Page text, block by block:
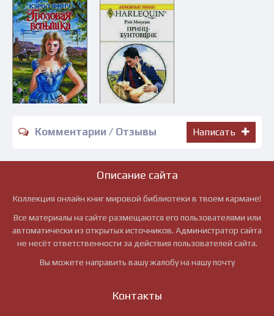
Комментарии / Отзывы Написать
Описание сайта
Коллекция онлайн книг мировой библиотеки в твоем кармане!
Все материалы на сайте размещаются его пользователями или
автоматически из открытых источников. Администратор сайта
не несёт ответственности за действия пользователей сайта.
Вы можете направить вашу жалобу на нашу почту
Контакты